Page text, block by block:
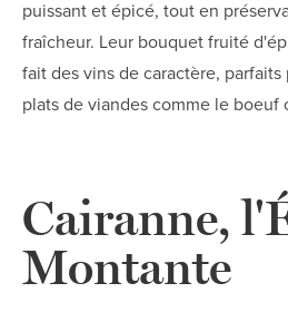
puissant et épicé, tout en
fraîcheur. Leur bouquet fruité
fait des vins de caractère,
plats de viandes comme le boeuf
Cairanne,
Montante